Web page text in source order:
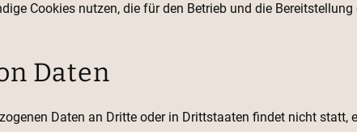
Cookies nutzen, die für den Betrieb und die
Daten
Daten an Dritte oder in Drittstaaten findet nicht statt,